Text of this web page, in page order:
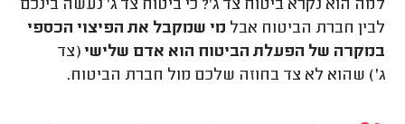
למה הוא נקרא ביטוח צד ג'? כי ביטוח צד ג' נעשה בינכם
לבין חברת הביטוח אבל מי שמקבל את הפיצוי הכספי
במקרה של הפעלת הביטוח הוא אדם שלישי (צד
ג') שהוא לא צד בחוזה שלכם מול חברת הביטוח.